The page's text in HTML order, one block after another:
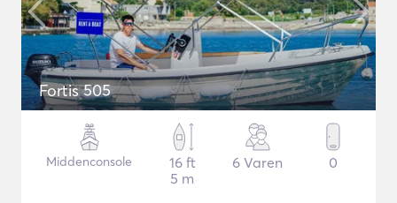
Fortis 505
Middenconsole
16 ft
5 m
6 Varen 0